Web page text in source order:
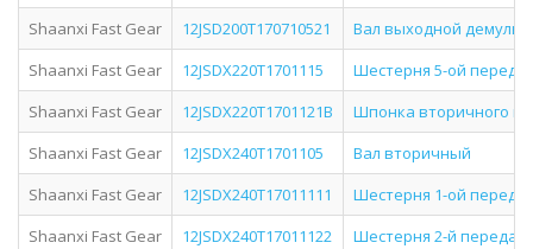
Shaanxi Fast Gear
12JSD200T170710521
Вал выходной
Shaanxi Fast Gear
12JSDX220T1701115
Шестерня 5-ой
Shaanxi Fast Gear
12JSDX220T1701121B
Шпонка вторичного
Shaanxi Fast Gear
12JSDX240T1701105
Вал вторичный
Shaanxi Fast Gear
12JSDX240T17011111
Шестерня 1-ой
Shaanxi Fast Gear
12JSDX240T17011122
Шестерня 2-й